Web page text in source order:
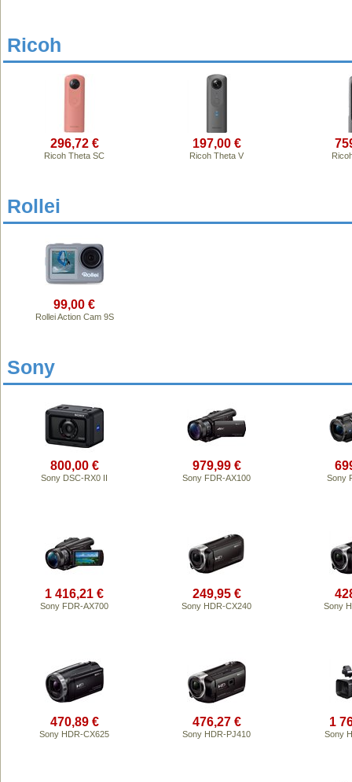
Ricoh
296,72 €
Ricoh Theta SC
197,00 €
Ricoh Theta V
Rollei
99,00 €
Rollei Action Cam 9S
Sony
800,00 €
Sony DSC-RX0 II
979,99 €
Sony FDR-AX100 Sony
1 416,21 €
Sony FDR-AX700
249,95 €
Sony HDR-CX240 Sony
470,89 €
Sony HDR-CX625
476,27 €
Sony HDR-PJ410
1
Sony